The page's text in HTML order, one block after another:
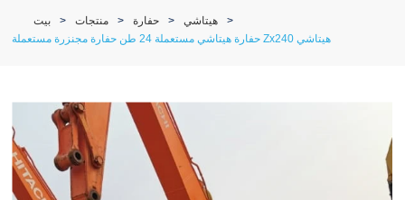
بيت منتجات حفارة
هيتاشي
حفارة هيتاشي مستعملة 24 طن حفارة مجنزرة مستعملة Zx240 هيتاشي